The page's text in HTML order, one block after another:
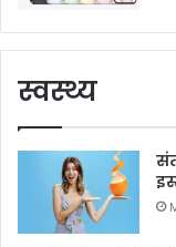
स्वस्थ्य